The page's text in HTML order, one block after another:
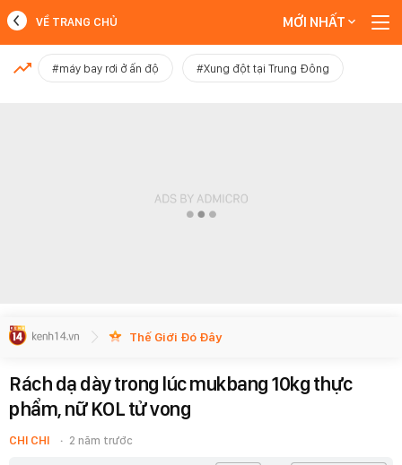
MỚI NHẤT
VỀ TRANG CHỦ MỚI NHẤT
#máy bay rơi ở ấn độ #Xung đột tại Trung Đông
Thế Giới Đó Đây
Rách dạ dày trong lúc mukbang 10kg thực
phẩm, nữ KOL tử vong
CHI CHI 2 năm trước